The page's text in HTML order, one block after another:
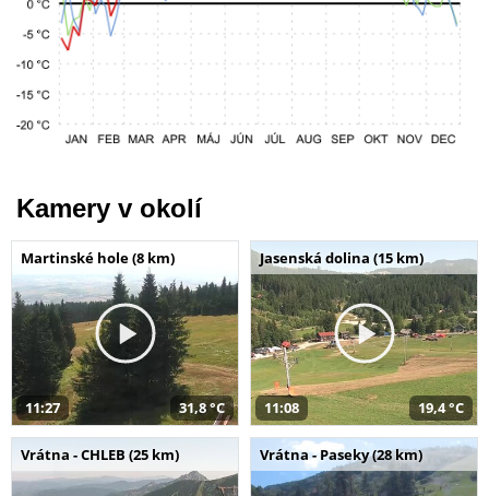
Kamery v okolí
Martinské hole (8 km)
11:27 31,8 °C
Jasenská dolina (15 km)
11:08 19,4 °C
Vrátna - CHLEB (25 km) Vrátna - Paseky (28 km)